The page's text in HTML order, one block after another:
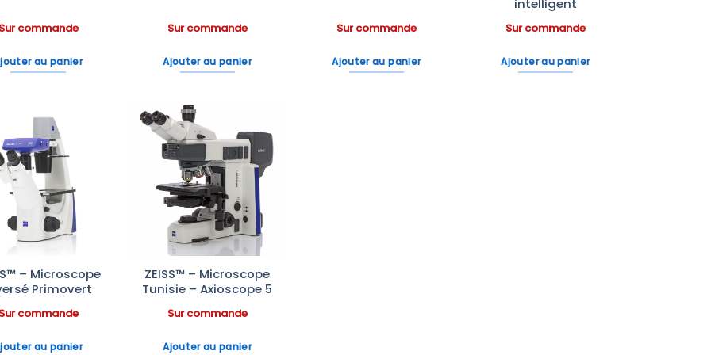
Sur commande
au panier
Sur commande
Ajouter au panier
Sur commande
Ajouter au panier
intelligent
Sur commande
Ajouter au panier
Ajouter
à la liste
d’envies
– Microscope
Primovert
Sur commande
au panier
Ajouter
à la liste
d’envies
ZEISS™ – Microscope
Tunisie – Axioscope 5
Sur commande
Ajouter au panier